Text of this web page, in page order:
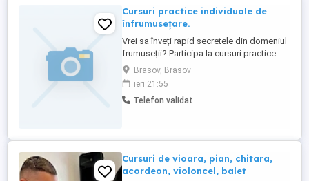
Cursuri practice individuale de
înfrumusețare.
Vrei sa înveți rapid secretele din domeniul
frumuseții? Participa la cursuri practice
individuale de 1 2 zile unde înveți direct de
la specialist. Te poți iniția în tainele -
Manichiurii cu gel,cele mai noi tehnici -
Coafurii tehnici de tuns si styling-Hyaluron
Brasov, Brasov
ieri 21:55
Telefon validat
Cursuri de vioara, pian, chitara,
acordeon, violoncel, balet